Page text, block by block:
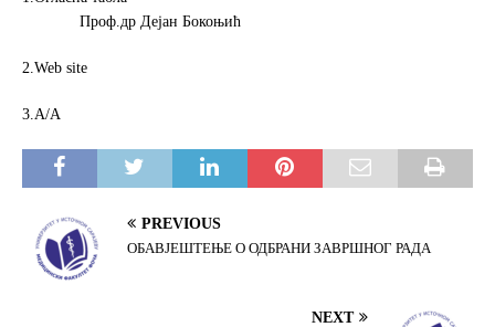
Проф.др Дејан Бокоњић
2.Web site
3.А/А
PREVIOUS
OБАВЈЕШТЕЊЕ О ОДБРАНИ ЗАВРШНОГ РАДА
NEXT